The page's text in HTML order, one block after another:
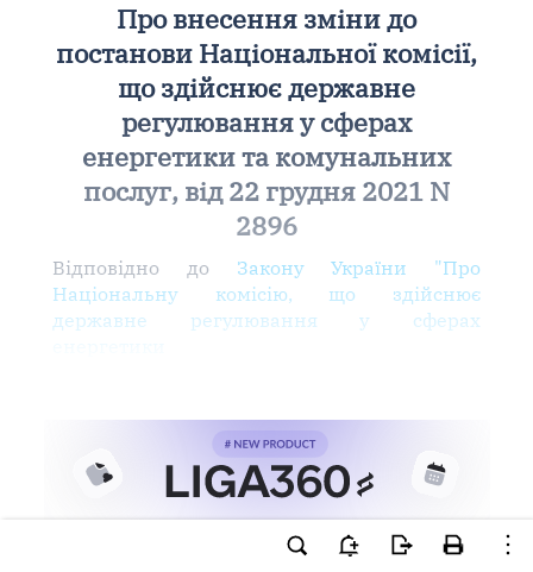
Про внесення зміни до
постанови Національної комісії,
що здійснює державне
регулювання у сферах
енергетики та комунальних
послуг, від 22 грудня 2021 N
2896
Відповідно до Закону України "Про
Національну комісію, що здійснює
державне регулювання у сферах